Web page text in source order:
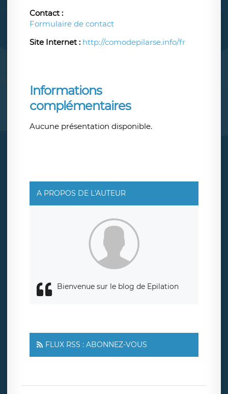
Contact :
Formulaire de contact
Site Internet : http://comodepilarse.info/fr
Informations
complémentaires
Aucune présentation disponible.
A PROPOS DE L'AUTEUR
Bienvenue sur le blog de Epilation
FLUX RSS : ABONNEZ-VOUS